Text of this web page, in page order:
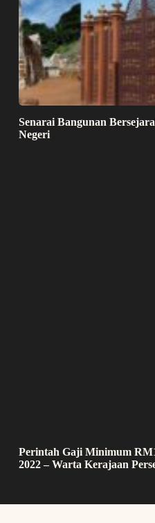
Senarai Bangunan
Negeri
Perintah Gaji Minimum
2022 – Warta Kerajaan